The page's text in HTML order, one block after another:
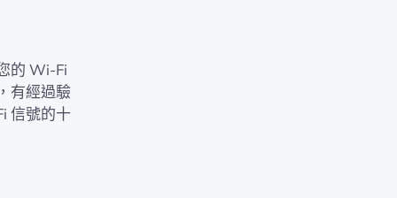
的 Wi-Fi
有經過驗
信號的十